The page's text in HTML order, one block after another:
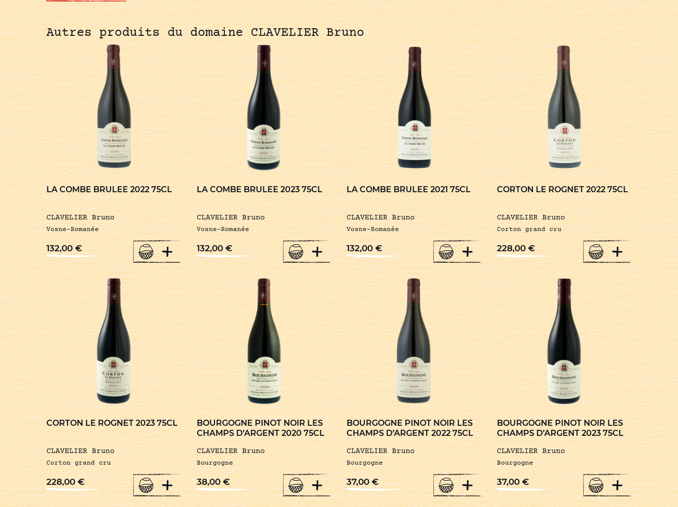
Autres produits du domaine CLAVELIER Bruno
LA COMBE BRULEE 2022 75CL
CLAVELIER Bruno
Vosne-Romanée
132,00€ +
LA COMBE BRULEE 2023 75CL
CLAVELIER Bruno
Vosne-Romanée
132,00€ +
LA COMBE BRULEE 2021 75CL
CLAVELIER Bruno
Vosne-Romanée
132,00€ +
CORTON LE ROGNET 2022 75CL
CLAVELIER Bruno
Corton grand cru
228,00€ +
CORTON LE ROGNET 2023 75CL
CLAVELIER Bruno
Corton grand cru
228,00€ +
BOURGOGNE PINOT NOIR LES
CHAMPS D’ARGENT 2020 75CL
CLAVELIER Bruno
Bourgogne
38,00€ +
BOURGOGNE PINOT NOIR LES
CHAMPS D’ARGENT 2022 75CL
CLAVELIER Bruno
Bourgogne
37,00€ +
BOURGOGNE PINOT NOIR LES
CHAMPS D’ARGENT 2023 75CL
CLAVELIER Bruno
Bourgogne
37,00€ +